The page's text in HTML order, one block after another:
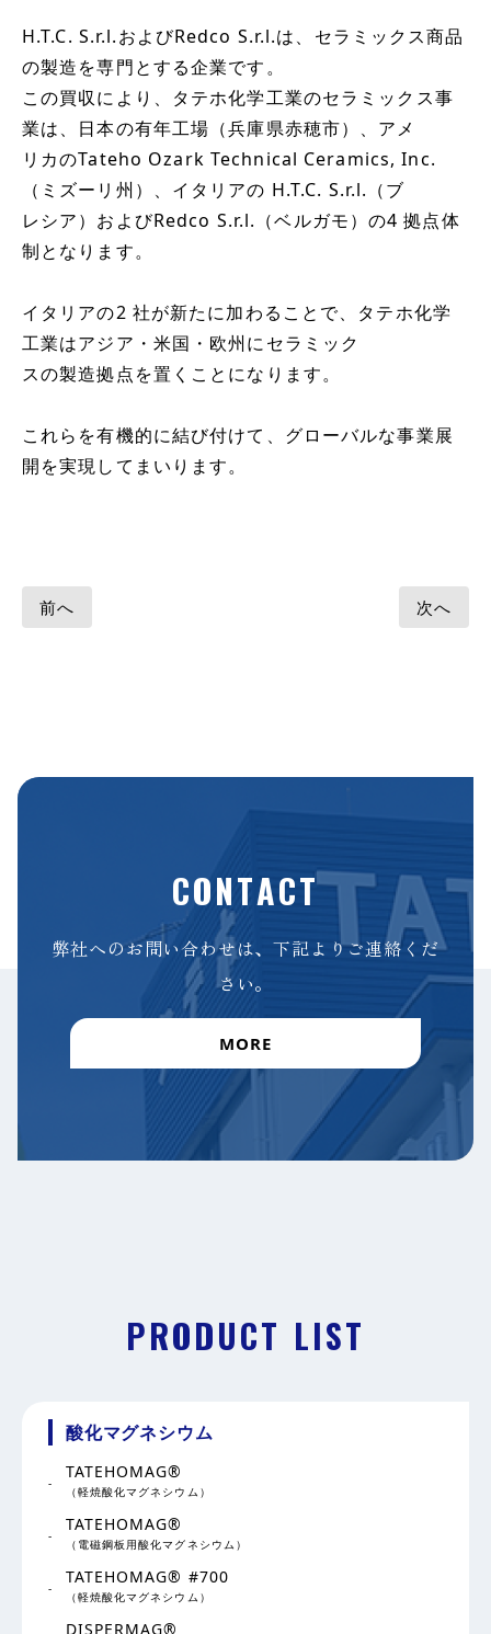
H.T.C. S.r.l.およびRedco S.r.l.は、セラミックス商品
の製造を専門とする企業です。
この買収により、タテホ化学工業のセラミックス事
業は、日本の有年工場（兵庫県赤穂市）、アメ
リカのTateho Ozark Technical Ceramics, Inc.
（ミズーリ州）、イタリアの H.T.C. S.r.l.（ブ
レシア）およびRedco S.r.l.（ベルガモ）の4 拠点体
制となります。
イタリアの2 社が新たに加わることで、タテホ化学
工業はアジア・米国・欧州にセラミック
スの製造拠点を置くことになります。
これらを有機的に結び付けて、グローバルな事業展
開を実現してまいります。
前へ 次へ
CONTACT
弊社へのお問い合わせは、下記よりご連絡くだ
さい。
MORE
PRODUCT LIST
酸化マグネシウム
TATEHOMAG®
（軽焼酸化マグネシウム）
TATEHOMAG®
（電磁鋼板用酸化マグネシウム）
TATEHOMAG® #700
（軽焼酸化マグネシウム）
DISPERMAG®